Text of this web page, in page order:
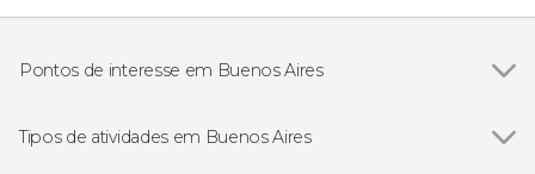
Pontos de interesse em Buenos Aires
Teatro Colón
Tipos de atividades em Buenos Aires